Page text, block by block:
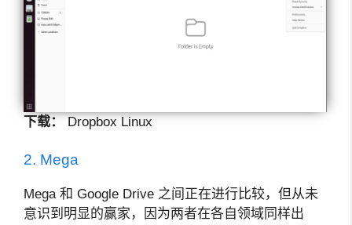
下载： Dropbox Linux
2. Mega
Mega 和 Google Drive 之间正在进行比较，但从未
意识到明显的赢家，因为两者在各自领域同样出